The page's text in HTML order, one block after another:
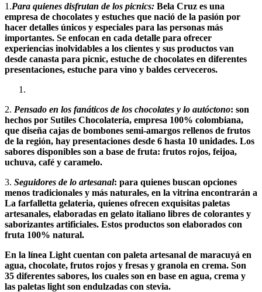
1.Para quienes disfrutan de los picnics: Bela Cruz es una
empresa de chocolates y estuches que nació de la pasión por
hacer detalles únicos y especiales para las personas más
importantes. Se enfocan en cada detalle para ofrecer
experiencias inolvidables a los clientes y sus productos van
desde canasta para picnic, estuche de chocolates en diferentes
presentaciones, estuche para vino y baldes cerveceros.
2. Pensado en los fanáticos de los chocolates y lo autóctono: son
hechos por Sutiles Chocolatería, empresa 100% colombiana,
que diseña cajas de bombones semi-amargos rellenos de frutos
de la región, hay presentaciones desde 6 hasta 10 unidades. Los
sabores disponibles son a base de fruta: frutos rojos, feijoa,
uchuva, café y caramelo.
3. Seguidores de lo artesanal: para quienes buscan opciones
menos tradicionales y más naturales, en la vitrina encontrarán a
La farfalletta gelateria, quienes ofrecen exquisitas paletas
artesanales, elaboradas en gelato italiano libres de colorantes y
saborizantes artificiales. Estos productos son elaborados con
fruta 100% natural.
En la línea Light cuentan con paleta artesanal de maracuyá en
agua, chocolate, frutos rojos y fresas y granola en crema. Son
35 diferentes sabores, los cuales son en base en agua, crema y
las paletas light son endulzadas con stevia.